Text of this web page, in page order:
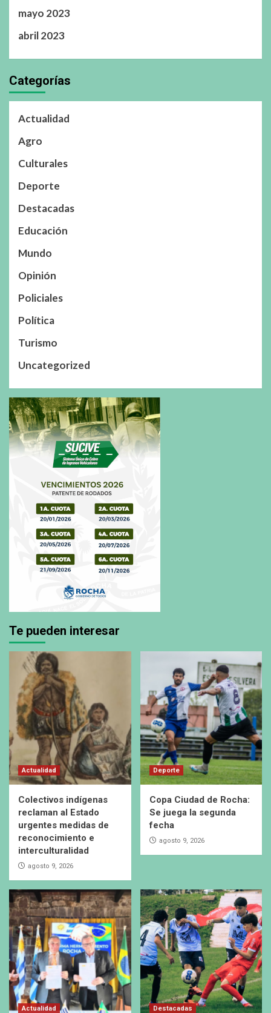
mayo 2023
abril 2023
Categorías
Actualidad
Agro
Culturales
Deporte
Destacadas
Educación
Mundo
Opinión
Policiales
Política
Turismo
Uncategorized
Te pueden interesar
Actualidad
Colectivos indígenas
reclaman al Estado
urgentes medidas de
reconocimiento e
interculturalidad
agosto 9, 2026
Deporte
Copa Ciudad de Rocha:
Se juega la segunda
fecha
agosto 9, 2026
Actualidad Destacadas